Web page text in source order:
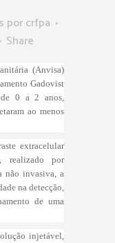
porcrfpa
Share
(Anvisa)
Gadovist
0 a 2 anos,
ao menos
extracelular
realizado por
não invasiva, a
na detecção,
de uma
injetável,